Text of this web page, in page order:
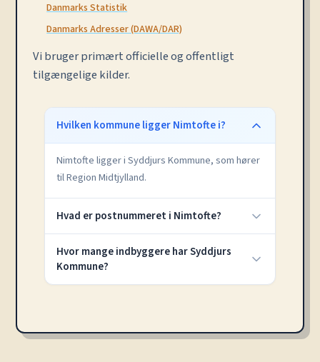
Danmarks Statistik
Danmarks Adresser (DAWA/DAR)
Vi bruger primært officielle og offentligt
tilgængelige kilder.
Hvilken kommune ligger Nimtofte i?
Nimtofte ligger i Syddjurs Kommune, som hører
til Region Midtjylland.
Hvad er postnummeret i Nimtofte?
Hvor mange indbyggere har Syddjurs
Kommune?